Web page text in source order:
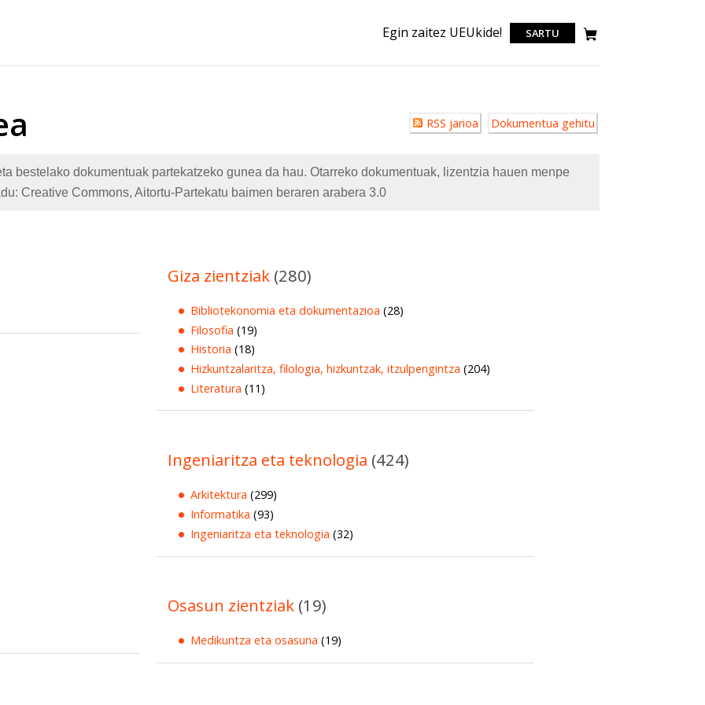
Egin zaitez UEUkide! SARTU
Erabiltzailearen
akzioak
RSS jarioa Dokumentua gehitu
bestelako dokumentuak partekatzeko gunea da hau. Otarreko dokumentuak, lizentzia hauen menpe
Creative Commons, Aitortu-Partekatu baimen beraren arabera 3.0
Giza zientziak (280)
Bibliotekonomia eta dokumentazioa (28)
Filosofia (19)
Historia (18)
Hizkuntzalaritza, filologia, hizkuntzak, itzulpengintza (204)
Literatura (11)
Ingeniaritza eta teknologia (424)
Arkitektura (299)
Informatika (93)
Ingeniaritza eta teknologia (32)
Osasun zientziak (19)
Medikuntza eta osasuna (19)